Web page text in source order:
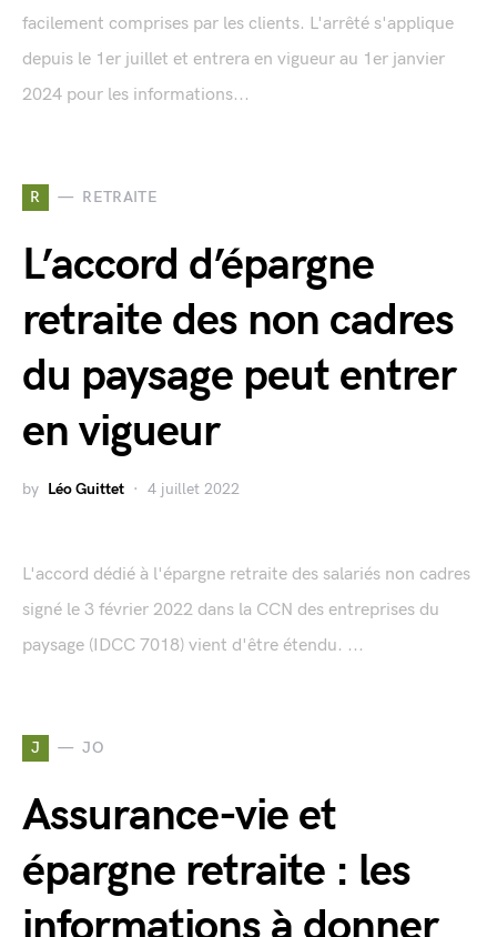
facilement comprises par les clients. L'arrêté s'applique
depuis le 1er juillet et entrera en vigueur au 1er janvier
2024 pour les informations...
R RETRAITE
L’accord d’épargne
retraite des non cadres
du paysage peut entrer
en vigueur
by Léo Guittet 4 juillet 2022
L'accord dédié à l'épargne retraite des salariés non cadres
signé le 3 février 2022 dans la CCN des entreprises du
paysage (IDCC 7018) vient d'être étendu. ...
J JO
Assurance-vie et
épargne retraite : les